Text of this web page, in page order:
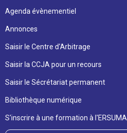
Agenda évènementiel
Annonces
Saisir le Centre d'Arbitrage
Saisir la CCJA pour un recours
Saisir le Sécrétariat permanent
Bibliothèque numérique
S'inscrire à une formation à l'ERSUMA